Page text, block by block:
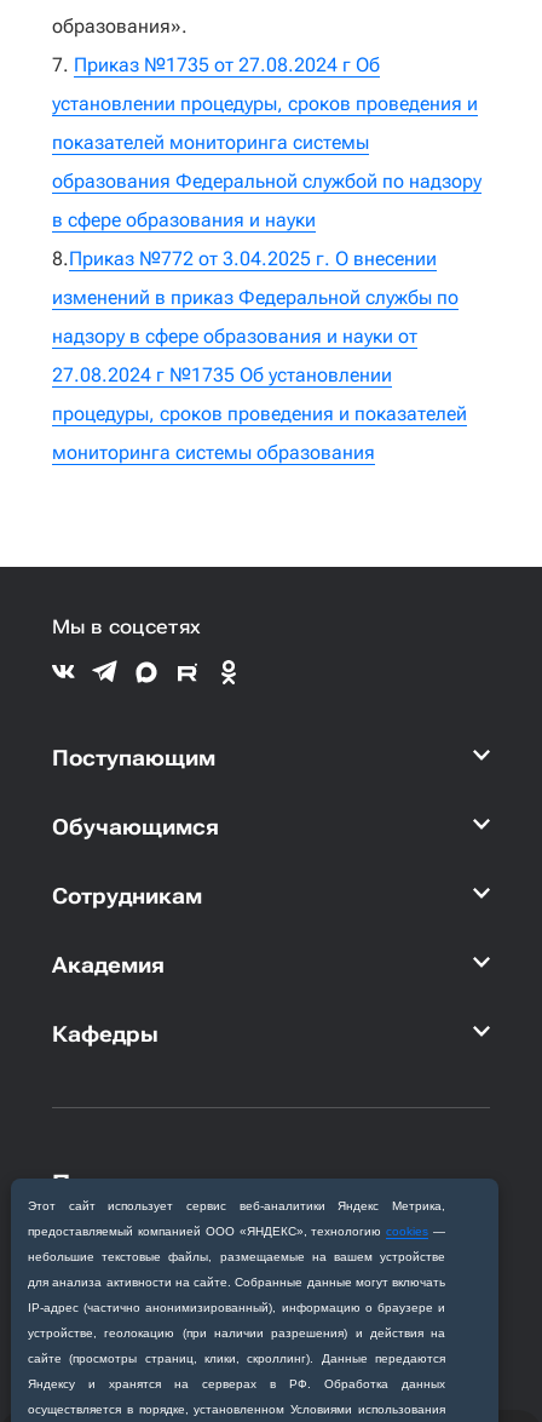
образования».
7. Приказ №1735 от 27.08.2024 г Об
установлении процедуры, сроков проведения и
показателей мониторинга системы
образования Федеральной службой по надзору
в сфере образования и науки
8.Приказ №772 от 3.04.2025 г. О внесении
изменений в приказ Федеральной службы по
надзору в сфере образования и науки от
27.08.2024 г №1735 Об установлении
процедуры, сроков проведения и показателей
мониторинга системы образования
Этот сайт использует сервис веб‑аналитики Яндекс Метрика,
предоставляемый компанией ООО «ЯНДЕКС», технологиюcookies —
небольшие текстовые файлы, размещаемые на вашем устройстве
для анализа активности на сайте. Собранные данные могут включать
IP‑адрес (частично анонимизированный), информацию о браузере и
устройстве, геолокацию (при наличии разрешения) и действия на
сайте (просмотры страниц, клики, скроллинг). Данные передаются
Яндексу и хранятся на серверах в РФ. Обработка данных
осуществляется в порядке, установленном Условиями использования
Мы в соцсетях
Поступающим
Обучающимся
Сотрудникам
Академия
Кафедры
Приемная комиссия
Благовещенск, ул. Горького, 95
+7 (4162) 319‒016
abitur@amursma.su
Сведения об образовательной
организации